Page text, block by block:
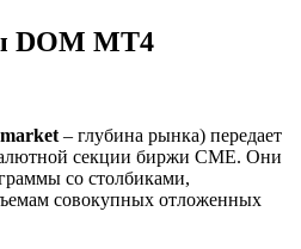
DOM MT4
– глубина рынка) передает
секции биржи CME. Они
со столбиками,
совокупных отложенных